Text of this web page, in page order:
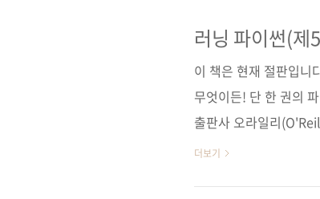
러닝 파이썬(제
이 책은 현재 절판입니
무엇이든! 단 한 권의
출판사 오라일리
9781449355739)저자
더보기